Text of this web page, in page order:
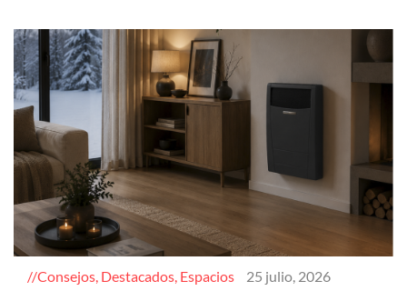
Consejos, Destacados, Espacios 25 julio, 2026